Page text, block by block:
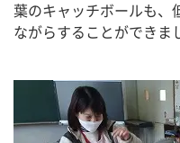
葉のキャッチボールも、
ながらすることができま